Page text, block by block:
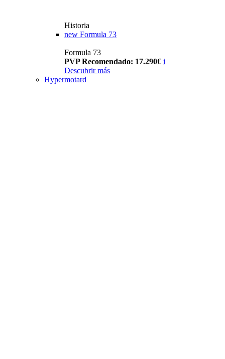
Historia
new Formula 73
Formula 73
PVP Recomendado: 17.290€ i
Descubrir más
Hypermotard